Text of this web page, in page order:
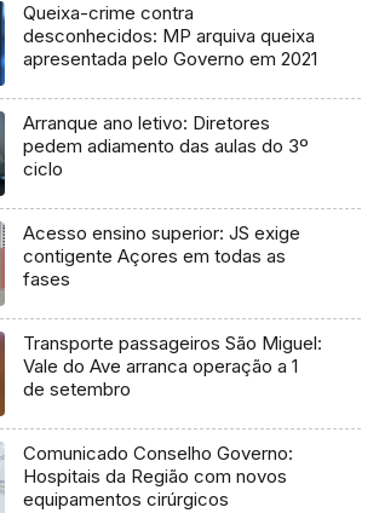
Queixa-crime contra
desconhecidos: MP arquiva queixa
apresentada pelo Governo em 2021
Arranque ano letivo: Diretores
pedem adiamento das aulas do 3º
ciclo
Acesso ensino superior: JS exige
contigente Açores em todas as
fases
Transporte passageiros São Miguel:
Vale do Ave arranca operação a 1
de setembro
Comunicado Conselho Governo:
Hospitais da Região com novos
equipamentos cirúrgicos